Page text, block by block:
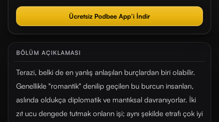
Ücretsiz Podbee App’i İndir
BÖLÜM AÇIKLAMASI
Terazi, belki de en yanlış anlaşılan burçlardan biri olabilir.
Genellikle "romantik" denilip geçilen bu burcun insanları,
aslında oldukça diplomatik ve mantıksal davranıyorlar. İki
zıt ucu dengede tutmak onların işi; aynı şekilde etrafı çok iyi